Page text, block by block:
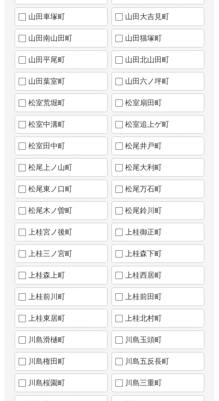
山田車塚町 山田大吉見町
山田南山田町 山田猫塚町
山田平尾町 山田北山田町
山田葉室町 山田六ノ坪町
松室荒堀町 松室扇田町
松室中溝町 松室追上ゲ町
松室田中町 松尾井戸町
松尾上ノ山町 松尾大利町
松尾東ノ口町 松尾万石町
松尾木ノ曽町 松尾鈴川町
上桂宮ノ後町 上桂御正町
上桂三ノ宮町 上桂森下町
上桂森上町 上桂西居町
上桂前川町 上桂前田町
上桂東居町 上桂北村町
川島滑樋町 川島玉頭町
川島権田町 川島五反長町
川島桜園町 川島三重町